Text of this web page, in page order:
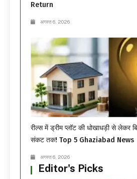
Return
अगस्त 6, 2026
रील्स में ड्रीम प्लॉट की धोखाधड़ी से लेकर
संकट तक! Top 5 Ghaziabad News
अगस्त 6, 2026
Editor's Picks